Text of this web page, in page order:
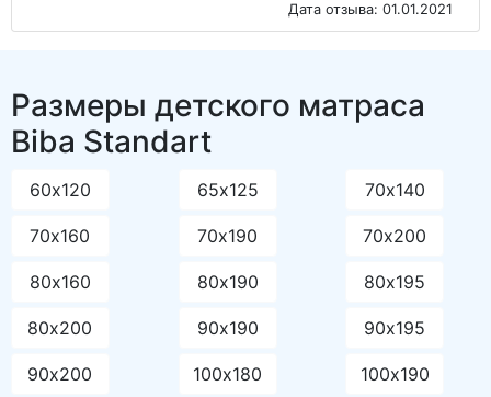
Дата отзыва: 01.01.2021
Размеры детского матраса
Biba Standart
60х120 65х125 70х140
70х160 70х190 70х200
80х160 80х190 80х195
80х200 90х190 90х195
90х200 100х180 100х190